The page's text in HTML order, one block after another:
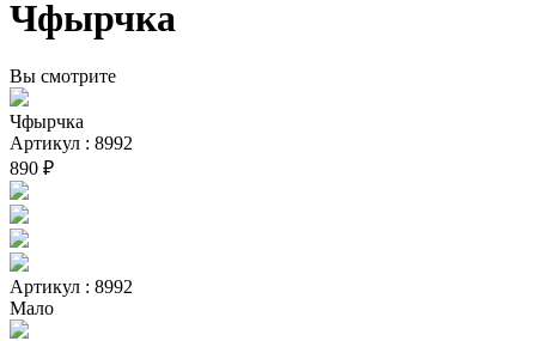
Чфырчка
Вы смотрите
Чфырчка
Артикул : 8992
890 ₽
Артикул : 8992
Мало